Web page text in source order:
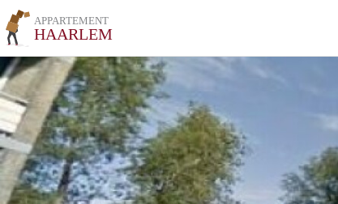
APPARTEMENT
HAARLEM